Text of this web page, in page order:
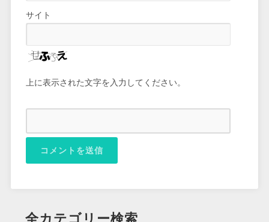
サイト
上に表示された文字を入力してください。
全カテゴリー検索